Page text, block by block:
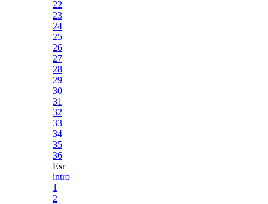
22
23
24
25
26
27
28
29
30
31
32
33
34
35
36
Esr
intro
1
2